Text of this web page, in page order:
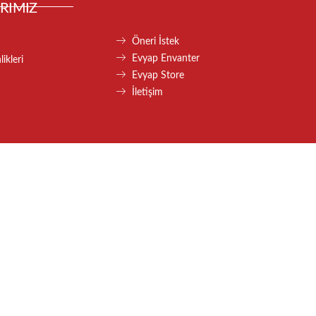
Öneri İstek
Evyap Envanter
Evyap Store
İletişim